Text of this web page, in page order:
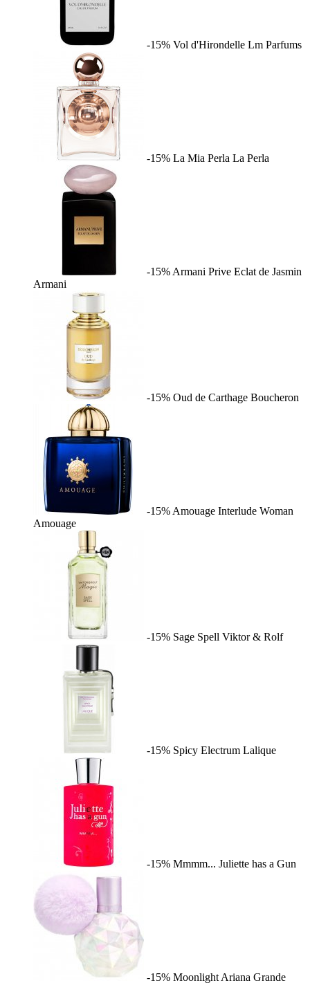
-15% Vol d'Hirondelle Lm Parfums
-15% La Mia Perla La Perla
-15% Armani Prive Eclat de Jasmin
Armani
-15% Oud de Carthage Boucheron
-15% Amouage Interlude Woman
Amouage
-15% Sage Spell Viktor & Rolf
-15% Spicy Electrum Lalique
-15% Mmmm... Juliette has a Gun
-15% Moonlight Ariana Grande